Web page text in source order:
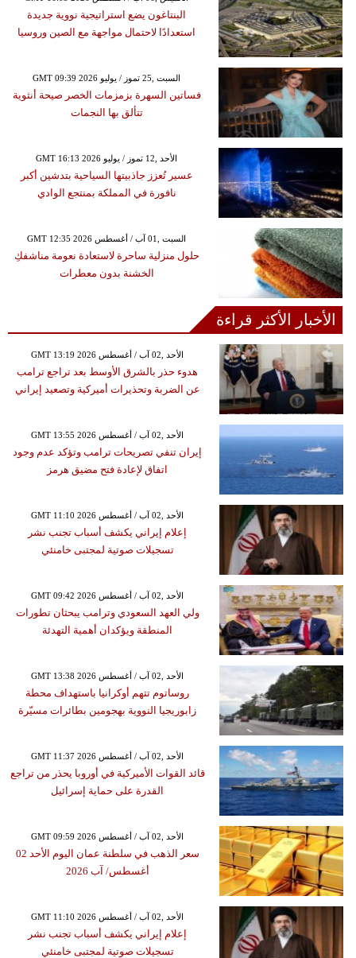
البنتاغون يضع استراتيجية نووية جديدة
استعدادًا لاحتمال مواجهة مع الصين وروسيا
GMT 09:39 2026 السبت ,25 تموز / يوليو
فساتين السهرة بزمزمات الخصر صيحة أنثوية
تتألق بها النجمات
GMT 16:13 2026 الأحد ,12 تموز / يوليو
عسير تُعزز جاذبيتها السياحية بتدشين أكبر
نافورة في المملكة بمنتجع الوادي
GMT 12:35 2026 السبت ,01 آب / أغسطس
حلول منزلية ساحرة لاستعادة نعومة مناشفكِ
الخشنة بدون معطرات
الأخبار الأكثر قراءة
GMT 13:19 2026 الأحد ,02 آب / أغسطس
هدوء حذر بالشرق الأوسط بعد تراجع ترامب
عن الضربة وتحذيرات أميركية وتصعيد إيراني
GMT 13:55 2026 الأحد ,02 آب / أغسطس
إيران تنفي تصريحات ترامب وتؤكد عدم وجود
اتفاق لإعادة فتح مضيق هرمز
GMT 11:10 2026 الأحد ,02 آب / أغسطس
إعلام إيراني يكشف أسباب تجنب نشر
تسجيلات صوتية لمجتبى خامنئي
GMT 09:42 2026 الأحد ,02 آب / أغسطس
ولي العهد السعودي وترامب يبحثان تطورات
المنطقة ويؤكدان أهمية التهدئة
GMT 13:38 2026 الأحد ,02 آب / أغسطس
روساتوم تتهم أوكرانيا باستهداف محطة
زابوريجيا النووية بهجومين بطائرات مسيّرة
GMT 11:37 2026 الأحد ,02 آب / أغسطس
قائد القوات الأميركية في أوروبا يحذر من تراجع
القدرة على حماية إسرائيل
GMT 09:59 2026 الأحد ,02 آب / أغسطس
سعر الذهب في سلطنة عمان اليوم الأحد 02
أغسطس/ آب 2026
GMT 11:10 2026 الأحد ,02 آب / أغسطس
إعلام إيراني يكشف أسباب تجنب نشر
تسجيلات صوتية لمجتبى خامنئي